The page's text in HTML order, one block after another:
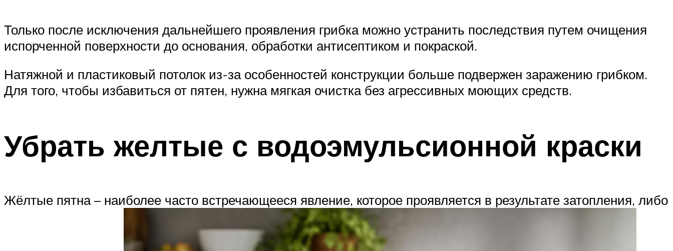
Только после исключения дальнейшего проявления грибка можно устранить последствия путем очищения
испорченной поверхности до основания, обработки антисептиком и покраской.
Натяжной и пластиковый потолок из-за особенностей конструкции больше подвержен заражению грибком.
Для того, чтобы избавиться от пятен, нужна мягкая очистка без агрессивных моющих средств.
Убрать желтые с водоэмульсионной краски
Жёлтые пятна – наиболее часто встречающееся явление, которое проявляется в результате затопления, либо